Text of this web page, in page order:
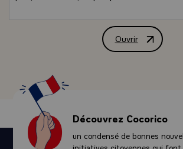
Une nouvelle page de l'histoire espagnole
lourd tribut à la crise et consenti des efforts
amorce son redressement. Philippe VI
assuré, toute l'amitié et toute la confiance
vous portait et se tiendra indéfectiblement
Je serai heureux d'entretenir avec Lui les
relations.
Ouvrir
Lettre de M.
Découvrez Cocorico
un condensé de bonnes